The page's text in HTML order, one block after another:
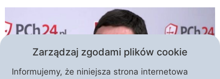
Zarządzaj zgodami plików cookie
Informujemy, że niniejsza strona internetowa